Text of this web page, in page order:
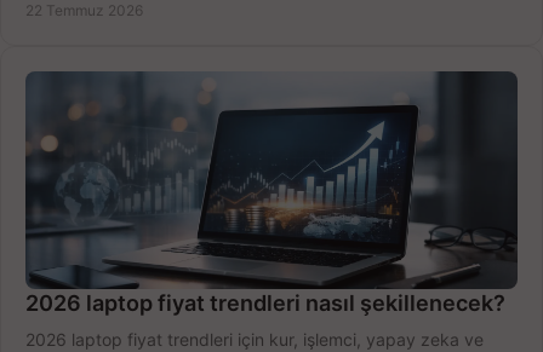
22 Temmuz 2026
2026 laptop fiyat trendleri nasıl şekillenecek?
2026 laptop fiyat trendleri için kur, işlemci, yapay zeka ve